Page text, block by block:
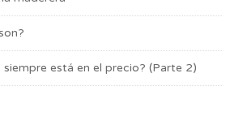
está en el precio? (Parte 2)